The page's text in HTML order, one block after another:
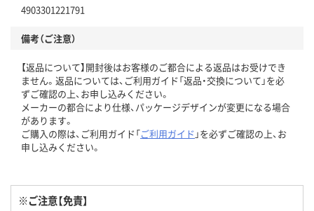
4903301221791
備考（ご注意）
【返品について】開封後はお客様のご都合による返品はお受けでき
ません。返品については、ご利用ガイド「返品・交換について」を必
ずご確認の上、お申し込みください。
メーカーの都合により仕様、パッケージデザインが変更になる場合
があります。
ご購入の際は、ご利用ガイド「ご利用ガイド 」を必ずご確認の上、お
申し込みください。
※ご注意【免責】